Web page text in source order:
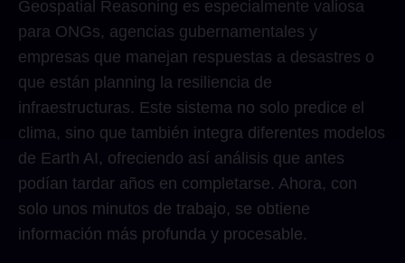
Geospatial Reasoning es especialmente valiosa
para ONGs, agencias gubernamentales y
empresas que manejan respuestas a desastres o
que están planning la resiliencia de
infraestructuras. Este sistema no solo predice el
clima, sino que también integra diferentes modelos
de Earth AI, ofreciendo así análisis que antes
podían tardar años en completarse. Ahora, con
solo unos minutos de trabajo, se obtiene
información más profunda y procesable.